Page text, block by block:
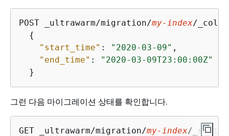
POST _ultrawarm/migration/my-index/_cold
{
"start_time" : "2020-03-09" ,
"end_time" :
"2020-03-09T23:00:00Z"
  }
그런 다음 마이그레이션 상태를 확인합니다.
GET _ultrawarm/migration/my-index/_status